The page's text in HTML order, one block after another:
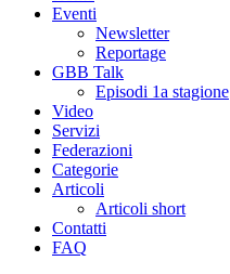
Eventi
Newsletter
Reportage
GBB Talk
Episodi 1a stagione
Video
Servizi
Federazioni
Categorie
Articoli
Articoli short
Contatti
FAQ